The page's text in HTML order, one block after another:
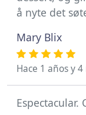
å nyte det
Mary Blix
Hace 1 años y 4
Espectacular.